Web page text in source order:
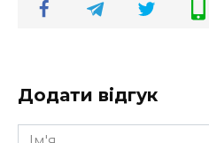
Додати відгук
Ім'я